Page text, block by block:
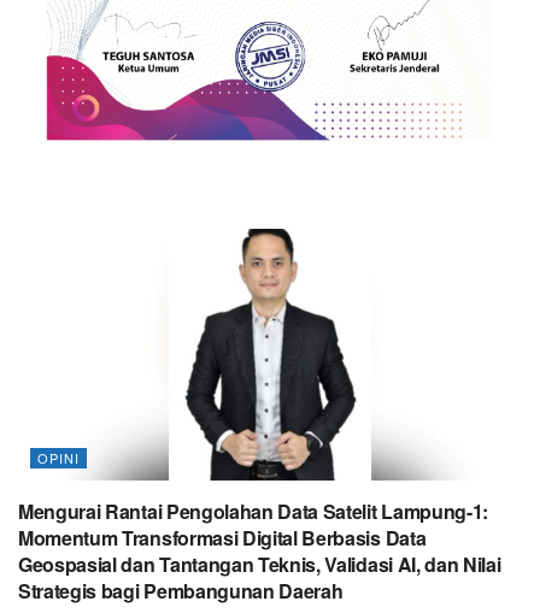
OPINI
Mengurai Rantai Pengolahan Data Satelit Lampung-1:
Momentum Transformasi Digital Berbasis Data
Geospasial dan Tantangan Teknis, Validasi AI, dan Nilai
Strategis bagi Pembangunan Daerah